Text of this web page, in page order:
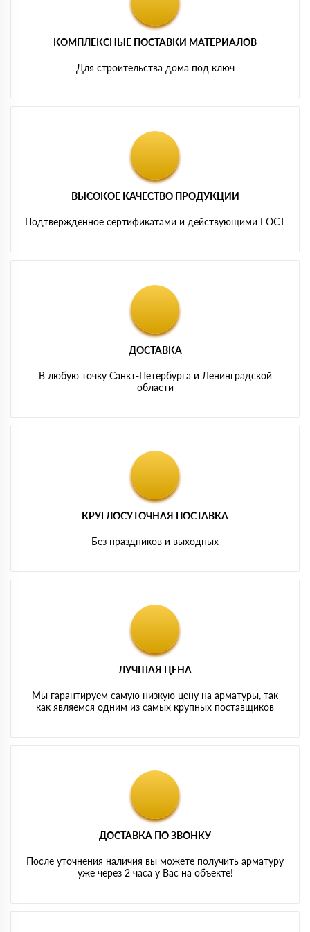
КОМПЛЕКСНЫЕ ПОСТАВКИ МАТЕРИАЛОВ
Для строительства дома под ключ
ВЫСОКОЕ КАЧЕСТВО ПРОДУКЦИИ
Подтвержденное сертификатами и действующими ГОСТ
ДОСТАВКА
В любую точку Санкт-Петербурга и Ленинградской
области
КРУГЛОСУТОЧНАЯ ПОСТАВКА
Без праздников и выходных
ЛУЧШАЯ ЦЕНА
Мы гарантируем самую низкую цену на арматуры, так
как являемся одним из самых крупных поставщиков
ДОСТАВКА ПО ЗВОНКУ
После уточнения наличия вы можете получить арматуру
уже через 2 часа у Вас на объекте!